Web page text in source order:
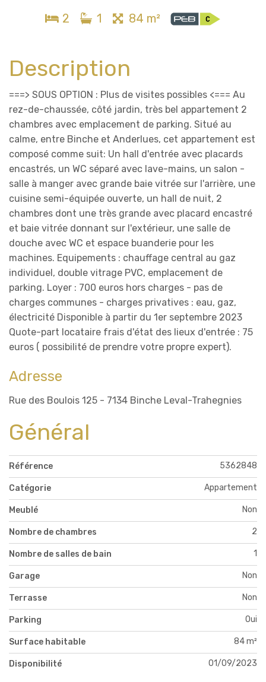
2 1 84 m²
Description
===> SOUS OPTION : Plus de visites possibles <=== Au
rez-de-chaussée, côté jardin, très bel appartement 2
chambres avec emplacement de parking. Situé au
calme, entre Binche et Anderlues, cet appartement est
composé comme suit: Un hall d'entrée avec placards
encastrés, un WC séparé avec lave-mains, un salon -
salle à manger avec grande baie vitrée sur l'arrière, une
cuisine semi-équipée ouverte, un hall de nuit, 2
chambres dont une très grande avec placard encastré
et baie vitrée donnant sur l'extérieur, une salle de
douche avec WC et espace buanderie pour les
machines. Equipements : chauffage central au gaz
individuel, double vitrage PVC, emplacement de
parking. Loyer : 700 euros hors charges - pas de
charges communes - charges privatives : eau, gaz,
électricité Disponible à partir du 1er septembre 2023
Quote-part locataire frais d'état des lieux d'entrée : 75
euros ( possibilité de prendre votre propre expert).
Adresse
Rue des Boulois 125 - 7134 Binche Leval-Trahegnies
Général
Référence 5362848
Catégorie Appartement
Meublé Non
Nombre de chambres 2
Nombre de salles de bain 1
Garage Non
Terrasse Non
Parking Oui
Surface habitable 84 m²
Disponibilité 01/09/2023